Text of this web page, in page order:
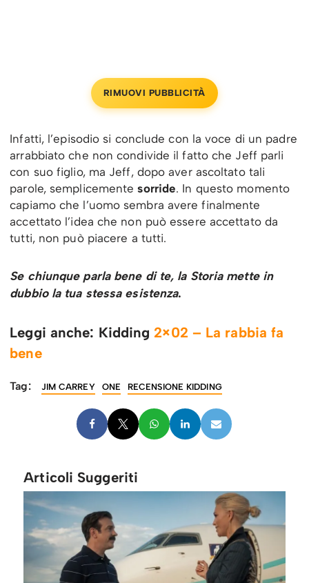
RIMUOVI PUBBLICITÀ
Infatti, l’episodio si conclude con la voce di un padre
arrabbiato che non condivide il fatto che Jeff parli
con suo figlio, ma Jeff, dopo aver ascoltato tali
parole, semplicementesorride. In questo momento
capiamo che l’uomo sembra avere finalmente
accettato l’idea che non può essere accettato da
tutti, non può piacere a tutti.
Se chiunque parla bene di te, la Storia mette in
dubbio la tua stessa esistenza.
Leggi anche: Kidding 2×02 – La rabbia fa
bene
Tag: JIM CARREY ONE RECENSIONE KIDDING
Articoli Suggeriti